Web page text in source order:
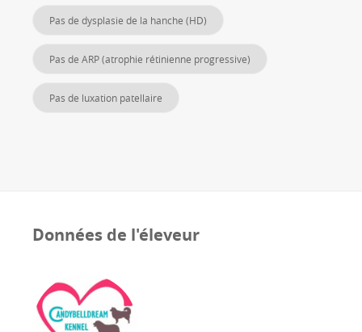
Pas de dysplasie de la hanche (HD)
Pas de ARP (atrophie rétinienne progressive)
Pas de luxation patellaire
Données de l'éleveur